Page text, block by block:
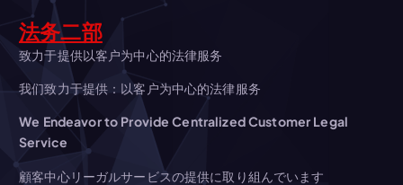
ン
法务二部
致力于提供以客户为中心的法律服务
我们致力于提供：以客户为中心的法律服务
We Endeavor to Provide Centralized Customer Legal
Service
顧客中心リーガルサービスの提供に取り組んでいます